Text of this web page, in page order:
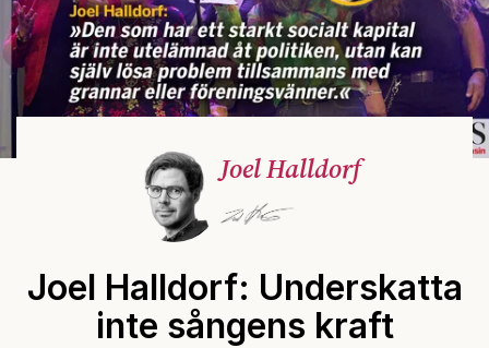
Joel Halldorf
Joel Halldorf: Underskatta
inte sångens kraft